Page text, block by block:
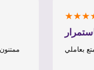
★★★★★
باستمرار